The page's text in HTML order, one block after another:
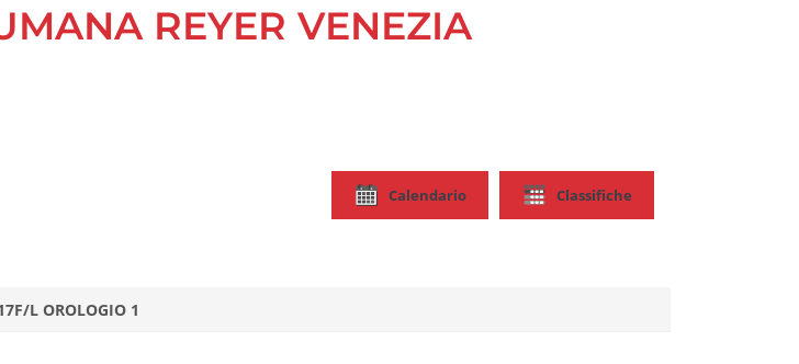
REYER VENEZIA
Calendario Classifiche
L OROLOGIO 1